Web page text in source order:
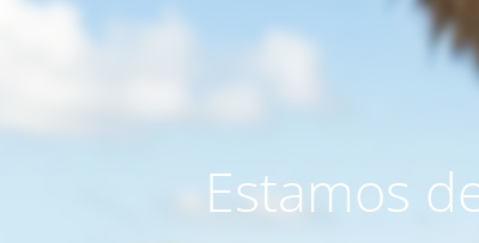
Estamos